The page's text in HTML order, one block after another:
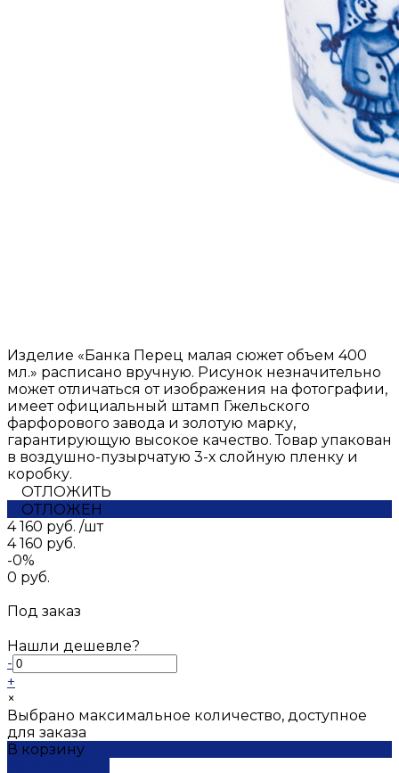
Изделие «Банка Перец малая сюжет объем 400
мл.» расписано вручную. Рисунок незначительно
может отличаться от изображения на фотографии,
имеет официальный штамп Гжельского
фарфорового завода и золотую марку,
гарантирующую высокое качество. Товар упакован
в воздушно-пузырчатую 3-х слойную пленку и
коробку.
ОТЛОЖИТЬ
ОТЛОЖЕН
4 160 руб. /шт
4 160 руб.
-0%
0 руб.
Под заказ
Нашли дешевле?
-
+
×
Выбрано максимальное количество, доступное
для заказа
В корзину